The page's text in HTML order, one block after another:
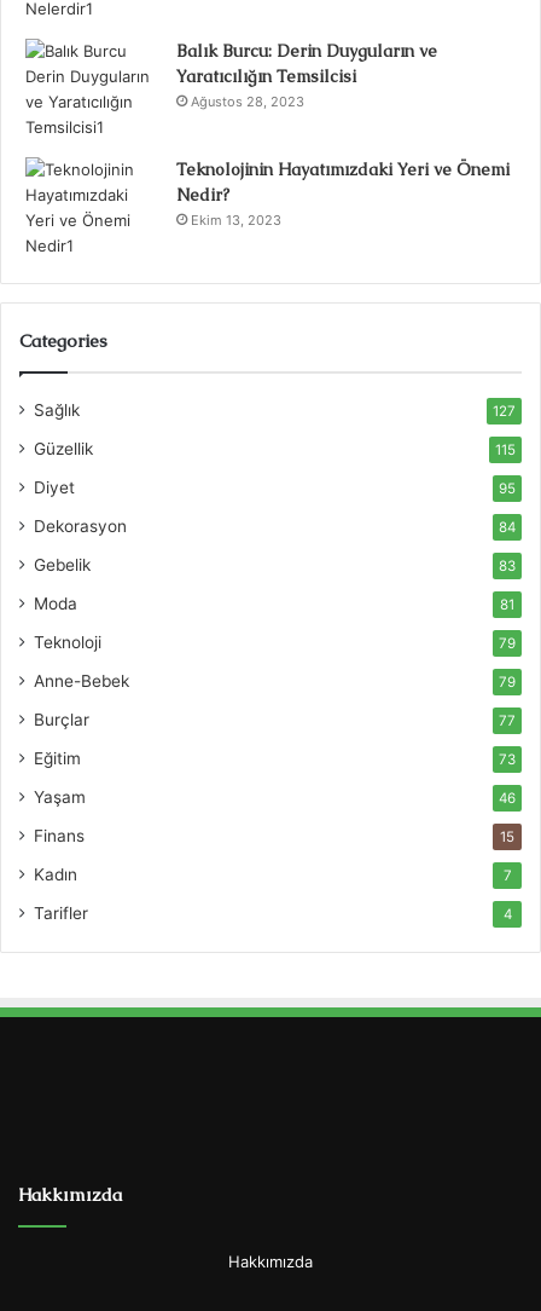
Balık Burcu: Derin Duyguların ve
Yaratıcılığın Temsilcisi
Ağustos 28, 2023
Teknolojinin Hayatımızdaki Yeri ve Önemi
Nedir?
Ekim 13, 2023
Categories
Sağlık 127
Güzellik 115
Diyet 95
Dekorasyon 84
Gebelik 83
Moda 81
Teknoloji 79
Anne-Bebek 79
Burçlar 77
Eğitim 73
Yaşam 46
Finans 15
Kadın 7
Tarifler 4
Hakkımızda
Hakkımızda